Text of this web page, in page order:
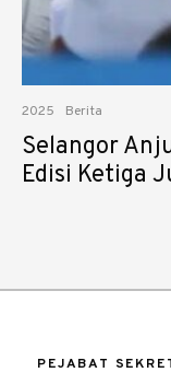
2025 Berita
Selangor
Edisi Ketiga
PEJABAT